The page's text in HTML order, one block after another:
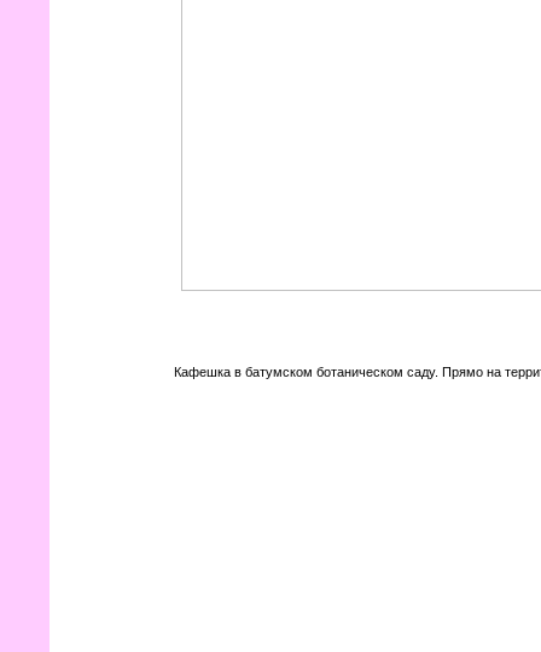
Кафешка в батумском ботаническом саду. Прямо на